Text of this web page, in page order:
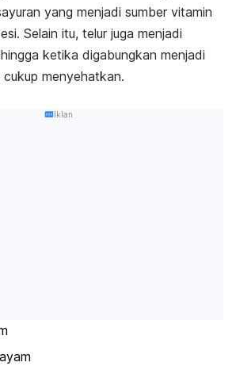
yang menjadi sumber vitamin
Selain itu, telur juga menjadi
ketika digabungkan menjadi
menyehatkan.
Iklan